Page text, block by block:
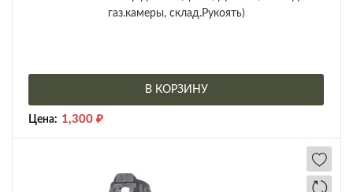
газ.камеры, склад.Рукоять)
В КОРЗИНУ
Цена: 1,300 ₽